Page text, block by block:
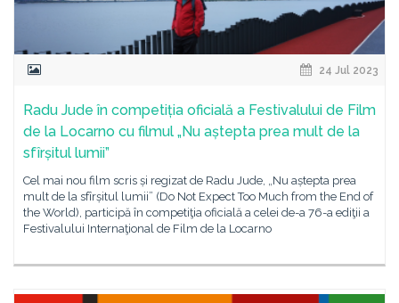
24 Jul 2023
Radu Jude în competiția oficială a Festivalului de Film
de la Locarno cu filmul „Nu aștepta prea mult de la
sfîrșitul lumii”
Cel mai nou film scris și regizat de Radu Jude, „Nu aștepta prea
mult de la sfîrșitul lumii” (Do Not Expect Too Much from the End of
the World), participă în competiţia oficială a celei de-a 76-a ediţii a
Festivalului Internaţional de Film de la Locarno